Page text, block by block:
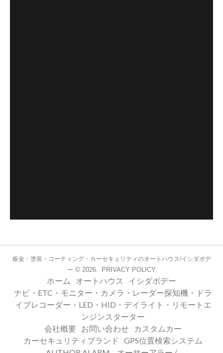
板金・塗装・コーティング・カーセキュリティのオートハウス/イシダボデ
ー © 2026. PRIVACY POLICY
ホーム オートハウス
イシダボデー
ナビ・ETC・モニター・カメラ・レーダー探知機・ドラ
イブレコーダー・LED・HID・デイライト・リモートエ
ンジンスターター
会社概要 お問い合わせ
カスタムカー
カーセキュリティブランド
GPS位置検索システム